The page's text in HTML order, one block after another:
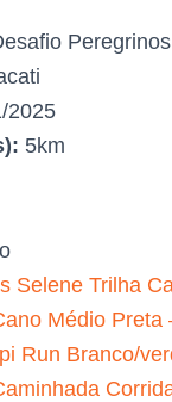
2025
5km
Selene Trilha
Médio
Run Branco/